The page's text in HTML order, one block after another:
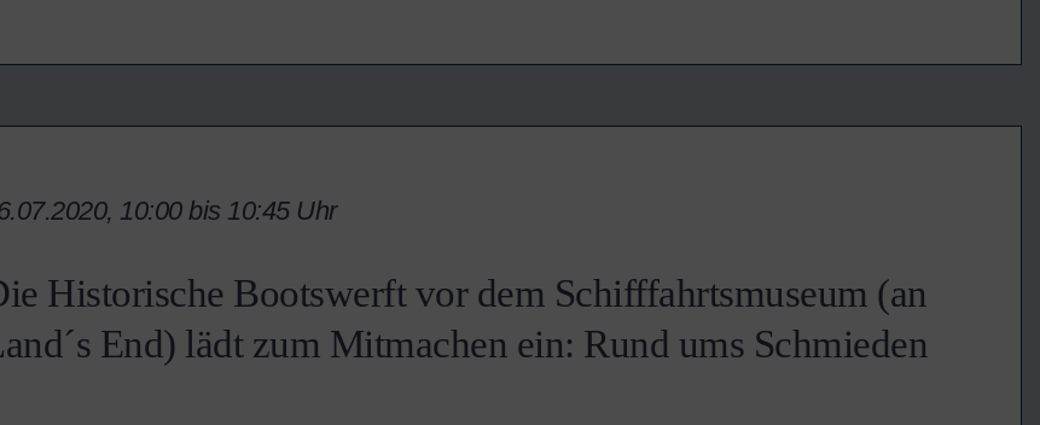
Historische Bootswerft vor dem Schifffahrtsmuseum (an
End) lädt zum Mitmachen ein: Rund ums Schmieden
10:00 bis 10:45 Uhr